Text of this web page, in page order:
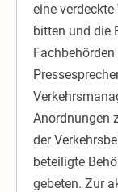
eine
bitten und die
Anordnungen
der
beteiligte
gebeten. Zur